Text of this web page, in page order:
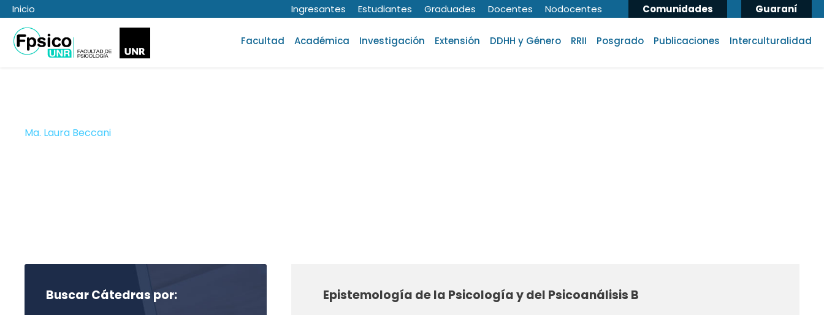
Inicio Ingresantes Estudiantes Graduades Docentes Nodocentes Comunidades Guaraní
Facultad Académica Investigación Extensión DDHH y Género RRII Posgrado Publicaciones Interculturalidad
Ma. Laura Beccani
Epistemología de la Psicología y del Psicoanálisis B
Buscar Cátedras por: